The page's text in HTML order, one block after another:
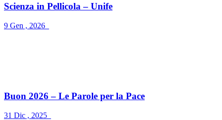
Scienza in Pellicola – Unife
9 Gen , 2026
Buon 2026 – Le Parole per la Pace
31 Dic , 2025